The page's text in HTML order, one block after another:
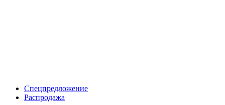
Спецпредложение
Распродажа